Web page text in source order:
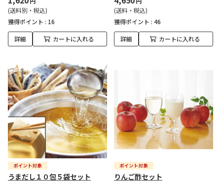
(送料別・税込)
獲得ポイント : 16
詳細 カートに入れる
(送料・税込)
獲得ポイント : 46
詳細 カートに入れる
うまだし１０包５袋セット りんご酢セット